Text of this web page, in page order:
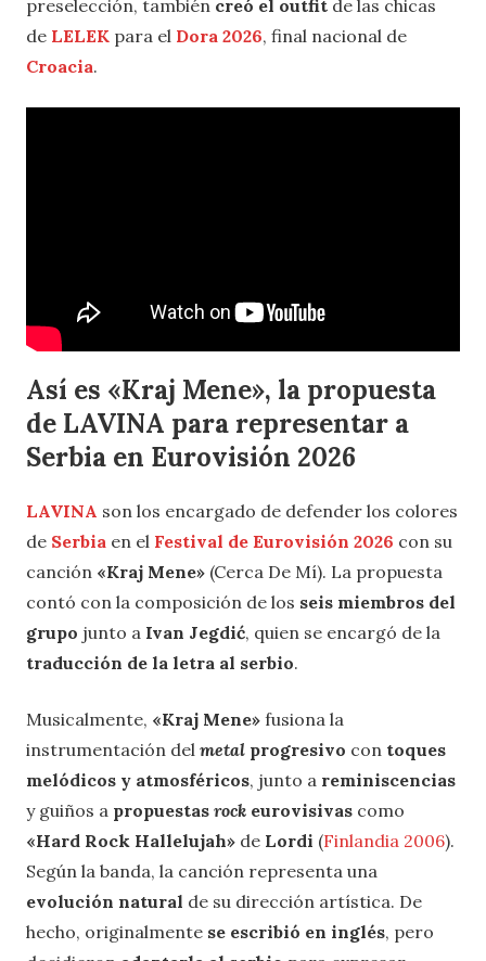
preselección, también creó el outfit de las chicas
de LELEK para el Dora 2026, final nacional de
Croacia.
Así es «Kraj Mene», la propuesta
de LAVINA para representar a
Serbia en Eurovisión 2026
LAVINA son los encargado de defender los colores
de Serbia en el Festival de Eurovisión 2026 con su
canción «Kraj Mene» (Cerca De Mí). La propuesta
contó con la composición de los seis miembros del
grupo junto a Ivan Jegdić, quien se encargó de la
traducción de la letra al serbio.
Musicalmente, «Kraj Mene» fusiona la
instrumentación del metal progresivo con toques
melódicos y atmosféricos, junto a reminiscencias
y guiños a propuestas rock eurovisivas como
«Hard Rock Hallelujah» de Lordi (Finlandia 2006).
Según la banda, la canción representa una
evolución natural de su dirección artística. De
hecho, originalmente se escribió en inglés, pero